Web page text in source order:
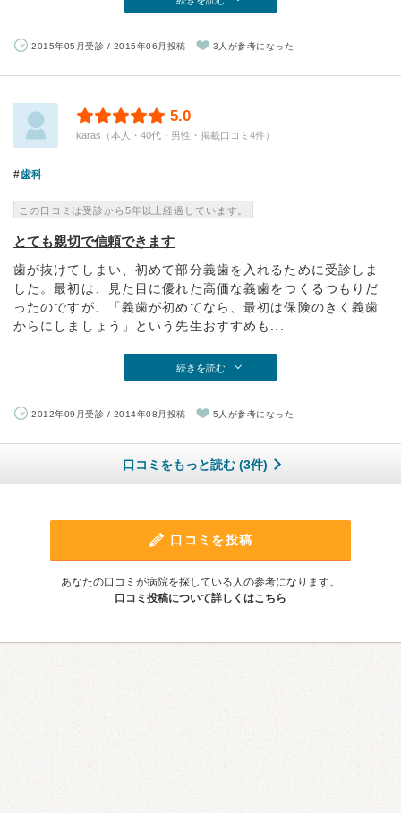
2015年05月受診 / 2015年06月投稿 3人が参考になった
5.0
karas（本人・40代・男性・掲載口コミ4件）
歯科
この口コミは受診から5年以上経過しています。
とても親切で信頼できます
歯が抜けてしまい、初めて部分義歯を入れるために受診しま
した。最初は、見た目に優れた高価な義歯をつくるつもりだ
ったのですが、「義歯が初めてなら、最初は保険のきく義歯
からにしましょう」という先生おすすめも...
続きを読む
2012年09月受診 / 2014年08月投稿 5人が参考になった
口コミをもっと読む (3件)
口コミを投稿
あなたの口コミが病院を探している人の参考になります。
口コミ投稿について詳しくはこちら